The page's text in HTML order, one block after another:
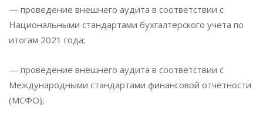
— проведение внешнего аудита в соответствии с
Национальными стандартами бухгалтерского учета по
итогам 2021 года;
— проведение внешнего аудита в соответствии с
Международными стандартами финансовой отчётности
(МСФО);